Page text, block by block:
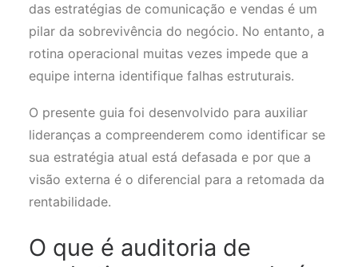
das estratégias de comunicação e vendas é um
pilar da sobrevivência do negócio. No entanto, a
rotina operacional muitas vezes impede que a
equipe interna identifique falhas estruturais.
O presente guia foi desenvolvido para auxiliar
lideranças a compreenderem como identificar se
sua estratégia atual está defasada e por que a
visão externa é o diferencial para a retomada da
rentabilidade.
O que é auditoria de